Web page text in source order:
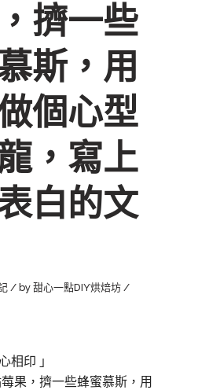
擠一些
斯，用
個心型
，寫上
白的文
by 甜心一點DIY烘焙坊
相印 」
果，擠一些蜂蜜慕斯，用